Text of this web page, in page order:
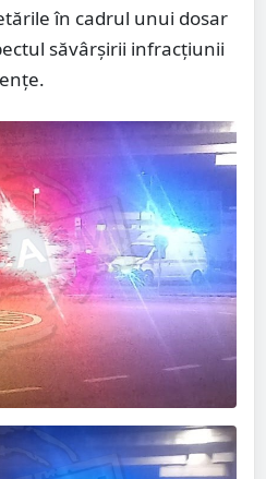
în cadrul unui dosar
săvârșirii infracțiunii